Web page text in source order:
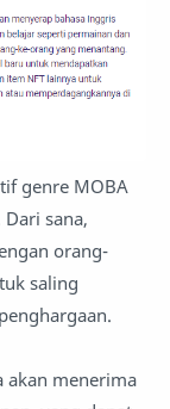
genre MOBA
sana,
orang-
saling
akan menerima